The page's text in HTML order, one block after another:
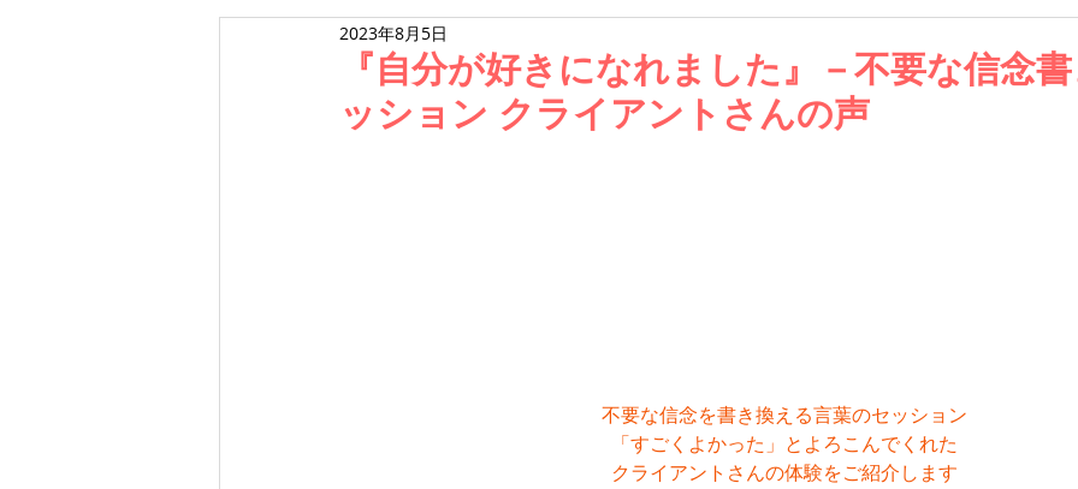
ワークショップ スクール
『自分が好きになれました』－不要な信念
ッション クライアントさんの声
2023年8月5日
不要な信念を書き換える言葉のセッション
「すごくよかった」とよろこんでくれた
クライアントさんの体験をご紹介します